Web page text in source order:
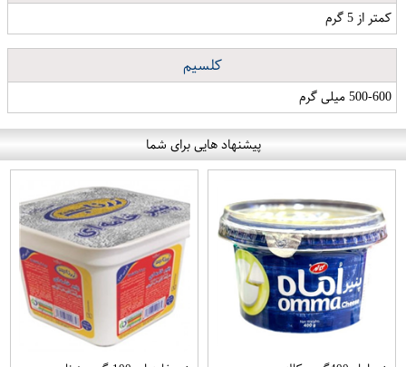
کمتر از 5 گرم
کلسیم
500-600 میلی گرم
پیشنهاد هایی برای شما